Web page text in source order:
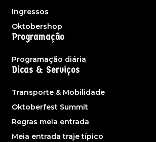
Ingressos
Oktobershop
Programação
Programação diária
Dicas & Serviços
Transporte & Mobilidade
Oktoberfest Summit
Regras meia entrada
Meia entrada traje típico